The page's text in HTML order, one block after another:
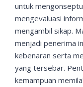
untuk
mengevaluasi
mengambil sikap.
menjadi penerima
kebenaran serta
yang tersebar.
kemampuan